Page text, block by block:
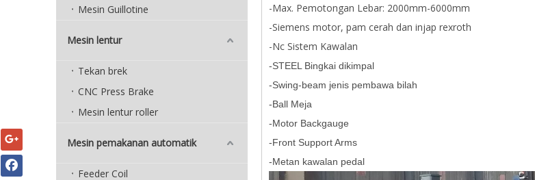
Mesin Guillotine
Mesin lentur
Tekan brek
CNC Press Brake
Mesin lentur roller
Mesin pemakanan automatik
Feeder Coil
-Max. Pemotongan Lebar: 2000mm-6000mm
-Siemens motor, pam cerah dan injap rexroth
-Nc Sistem Kawalan
-STEEL Bingkai dikimpal
-Swing-beam jenis pembawa bilah
-Ball Meja
-Motor Backgauge
-Front Support Arms
-Metan kawalan pedal